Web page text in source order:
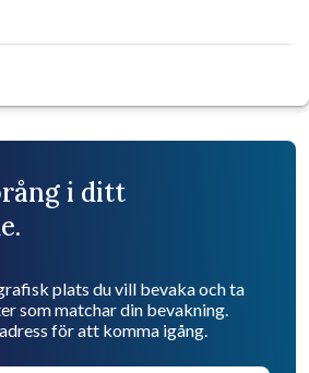
i ditt
plats du vill bevaka och ta
som matchar din bevakning.
för att komma igång.